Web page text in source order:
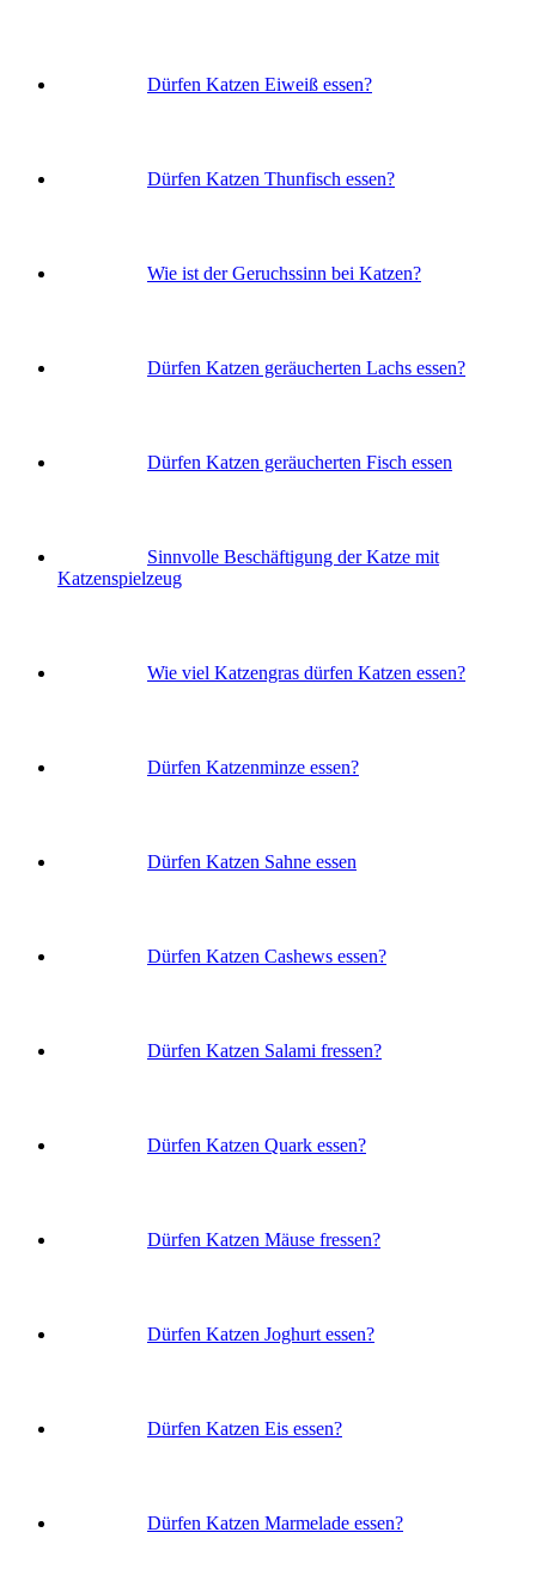
Dürfen Katzen Eiweiß essen?
Dürfen Katzen Thunfisch essen?
Wie ist der Geruchssinn bei Katzen?
Dürfen Katzen geräucherten Lachs essen?
Dürfen Katzen geräucherten Fisch essen
Sinnvolle Beschäftigung der Katze mit
Katzenspielzeug
Wie viel Katzengras dürfen Katzen essen?
Dürfen Katzenminze essen?
Dürfen Katzen Sahne essen
Dürfen Katzen Cashews essen?
Dürfen Katzen Salami fressen?
Dürfen Katzen Quark essen?
Dürfen Katzen Mäuse fressen?
Dürfen Katzen Joghurt essen?
Dürfen Katzen Eis essen?
Dürfen Katzen Marmelade essen?